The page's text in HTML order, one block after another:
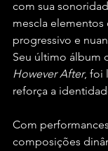
com sua
mescla elementos
progressivo e
Seu último álbum
However After, foi
reforça a
Com
composições